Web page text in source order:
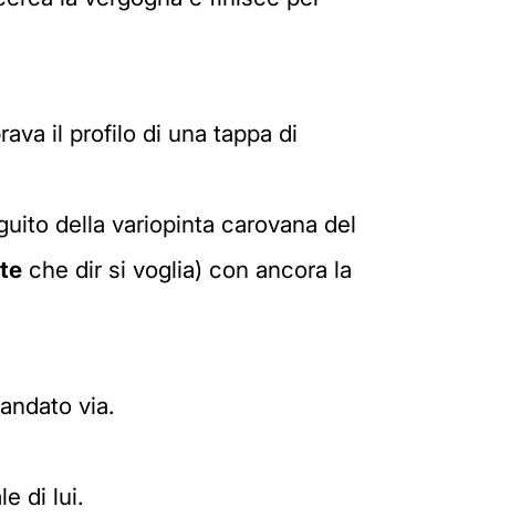
il profilo di una tappa di
della variopinta carovana del
che dir si voglia) con ancora la
via.
di lui.